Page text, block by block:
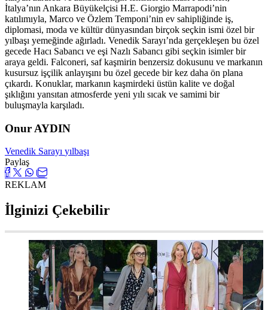
İtalya’nın Ankara Büyükelçisi H.E. Giorgio Marrapodi’nin
katılımıyla, Marco ve Özlem Temponi’nin ev sahipliğinde iş,
diplomasi, moda ve kültür dünyasından birçok seçkin ismi özel bir
yılbaşı yemeğinde ağırladı. Venedik Sarayı’nda gerçekleşen bu özel
gecede Hacı Sabancı ve eşi Nazlı Sabancı gibi seçkin isimler bir
araya geldi. Falconeri, saf kaşmirin benzersiz dokusunu ve markanın
kusursuz işçilik anlayışını bu özel gecede bir kez daha ön plana
çıkardı. Konuklar, markanın kaşmirdeki üstün kalite ve doğal
şıklığını yansıtan atmosferde yeni yılı sıcak ve samimi bir
buluşmayla karşıladı.
Onur AYDIN
Venedik Sarayı yılbaşı
Paylaş
REKLAM
İlginizi Çekebilir